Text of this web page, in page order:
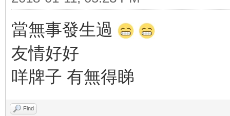
當無事發生過
友情好好
咩牌子 有無得睇
Find